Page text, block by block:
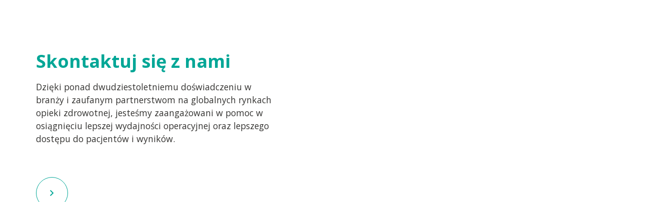
Skontaktuj się z nami
Dzięki ponad dwudziestoletniemu doświadczeniu w
branży i zaufanym partnerstwom na globalnych rynkach
opieki zdrowotnej, jesteśmy zaangażowani w pomoc w
osiągnięciu lepszej wydajności operacyjnej oraz lepszego
dostępu do pacjentów i wyników.